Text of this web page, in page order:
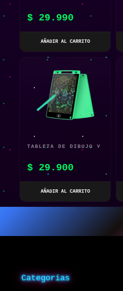
NAVE ESPACIAL
$ 29.990
AÑADIR AL CARRITO
TABLETA DE DIBUJO Y
TABLERO GRÁFICO LCD
$ 29.900
AÑADIR AL CARRITO
Categorias